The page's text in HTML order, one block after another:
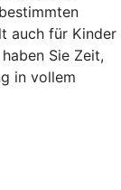
auch für Kinder
Sie Zeit,
in vollem